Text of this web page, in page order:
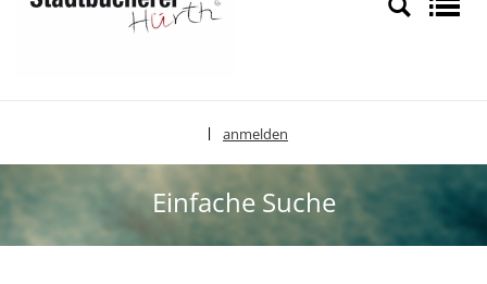
anmelden
Einfache Suche